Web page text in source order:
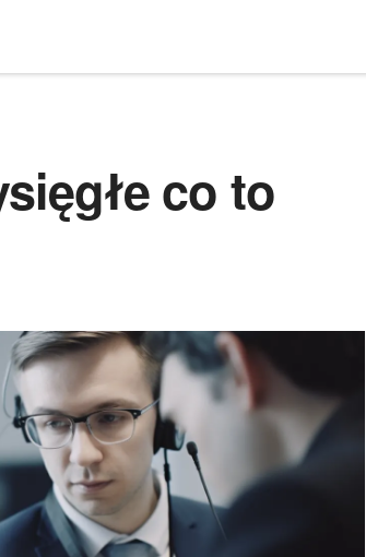
co to